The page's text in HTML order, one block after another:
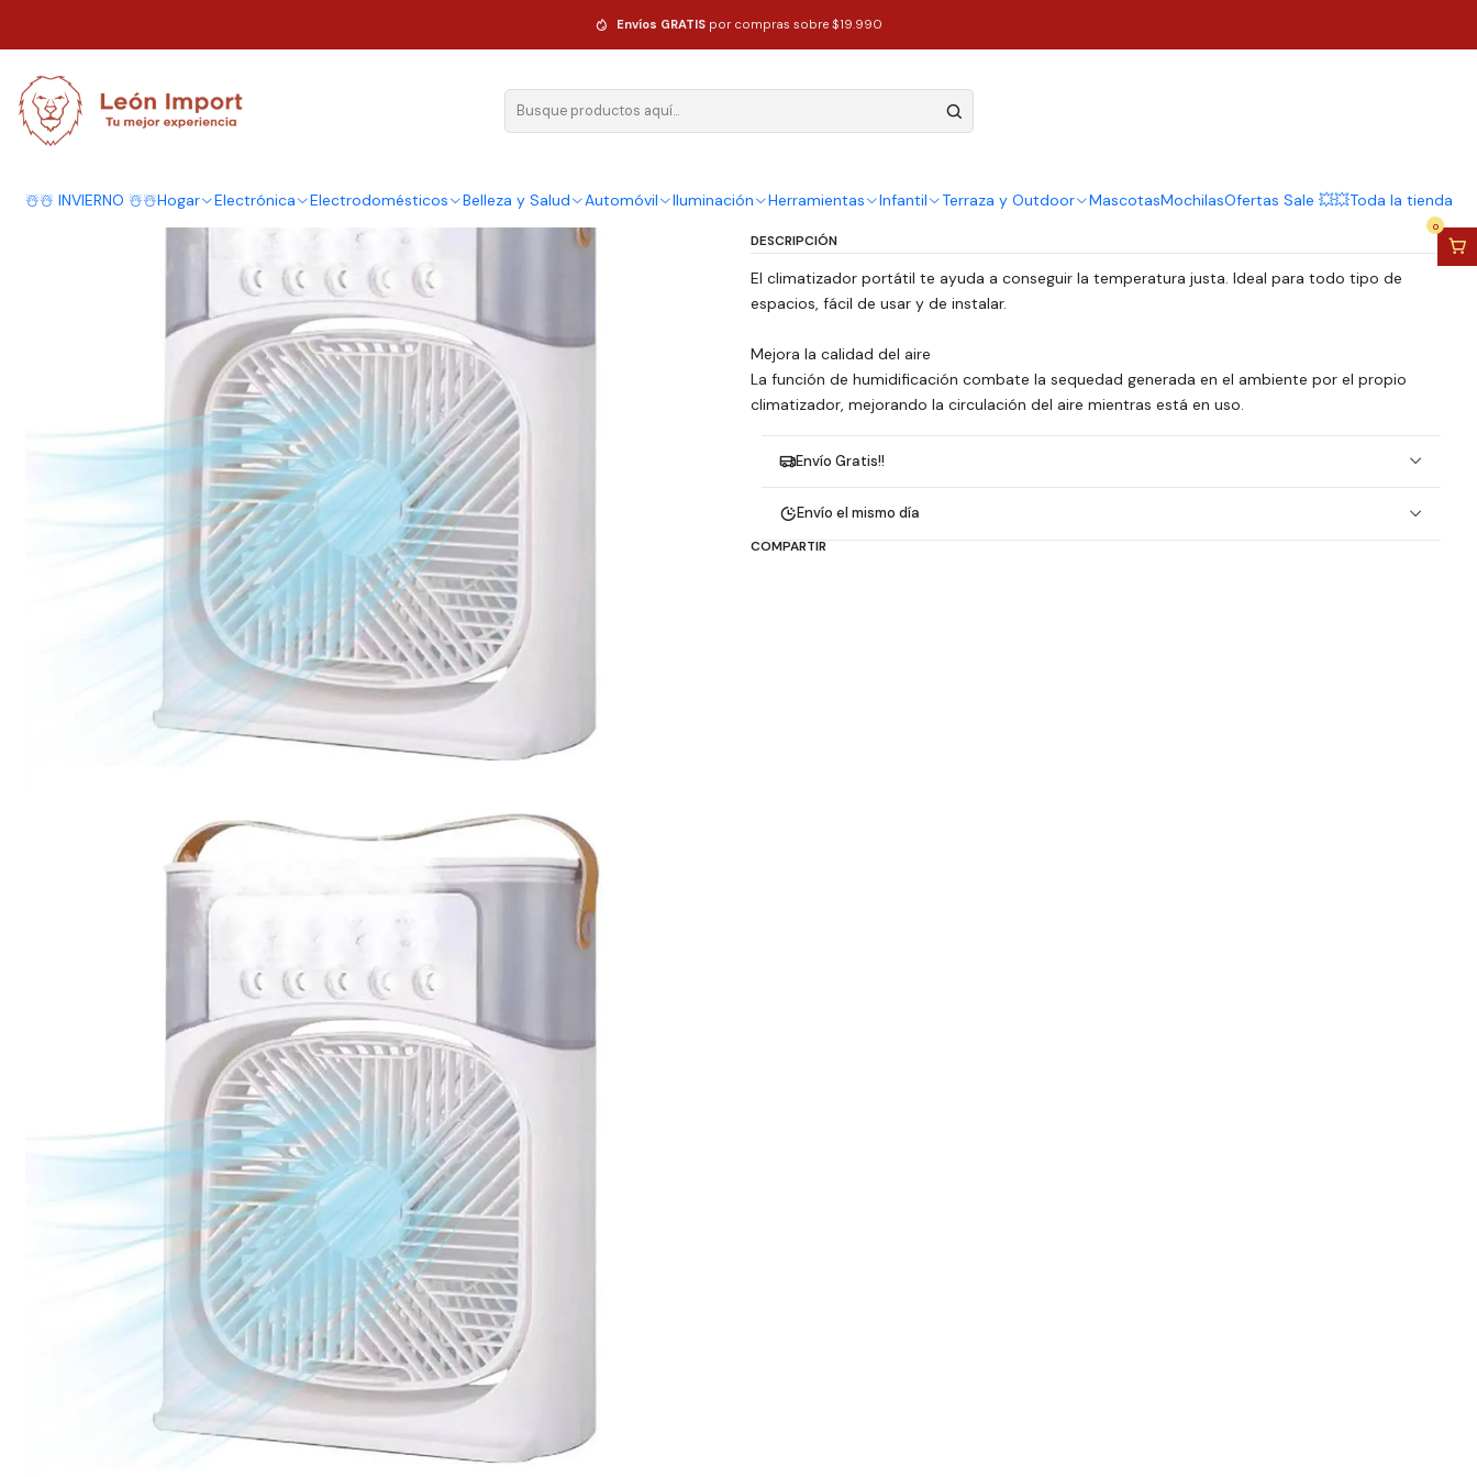
☃️☃️ INVIERNO ☃️☃️Hogar Electrónica Electrodomésticos Belleza y Salud Automóvil Iluminación Herramientas Infantil Terraza y Outdoor MascotasMochilasOfertas Sale 💥💥Toda la tienda
0
Envíos GRATIS por compras sobre $19.990
Ventilador Humifcador Portátil Recargable 3 Velocidades Blanco
| Ventilador Humifcador Portátil
Recargable 3 Velocidades Blanco
Cantidad
Agregar al Carro Comprar ahora
DESCRIPCIÓN
El climatizador portátil te ayuda a conseguir la temperatura justa. Ideal para todo tipo de
espacios, fácil de usar y de instalar.
Mejora la calidad del aire
La función de humidificación combate la sequedad generada en el ambiente por el propio
climatizador, mejorando la circulación del aire mientras está en uso.
Envío Gratis!!
Envío el mismo día
COMPARTIR